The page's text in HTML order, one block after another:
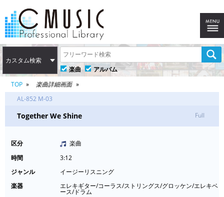
カスタム検索
楽曲
アルバム
TOP
楽曲詳細画面
AL-852 M-03
Together We Shine Full
区分
楽曲
時間
3:12
ジャンル
イージーリスニング
楽器
エレキギター/コーラス/ストリングス/グロッケン/エレキベ
ース/ドラム